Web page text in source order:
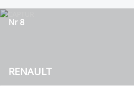
RENAULT
Nr 8